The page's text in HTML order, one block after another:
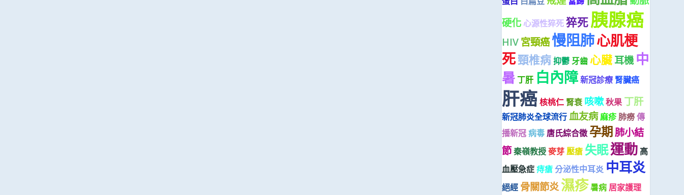
硬化 心源性猝死猝死胰腺癌
HIV宮頸癌慢阻肺心肌梗
死頸椎病抑鬱牙齒 心臟耳機 中
暑 丁肝 白內障新冠診療 腎臟癌
肝癌核桃仁 腎衰 咳嗽秋果 丁肝
新冠肺炎全球流行血友病麻疹肺癆傳
播新冠病毒唐氏綜合徵 孕期 肺小結
節秦嶺教授麥芽壓瘡 失眠運動 高
血壓急症痔瘡分泌性中耳炎 中耳炎
絕經 骨關節炎濕疹暑病 居家護理